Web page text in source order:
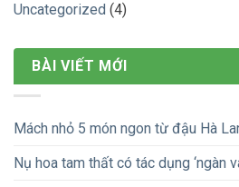
Uncategorized (4)
BÀI VIẾT MỚI
Mách nhỏ 5 món ngon từ đậu Hà
Nụ hoa tam thất có tác dụng ‘ngàn